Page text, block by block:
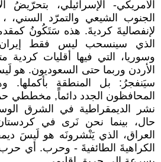
الأمريكي- الإسرائيلي،
الجنوب الشيعي والتمرّد السني،
لإنفصاليةَ كرديةَ. هذه سَتَكُونُ
الذي سينسحب ليس فقط إيران
وسوريا، التي فيها أقليات كردية
الأردن وربما حتى السعوديون. هو
سيَنفجرُ: بل المنطقةِ بأكملها.
المحافظون الجدد دائماً, مخططي
نشر الديمقراطية في الشرق
حال، بينما نحن نَرى في
العراق، الذي يَنْشرونَه هو لَيسَ
الكراهيةَ الطائفيةَ - وحرب. أي حرب